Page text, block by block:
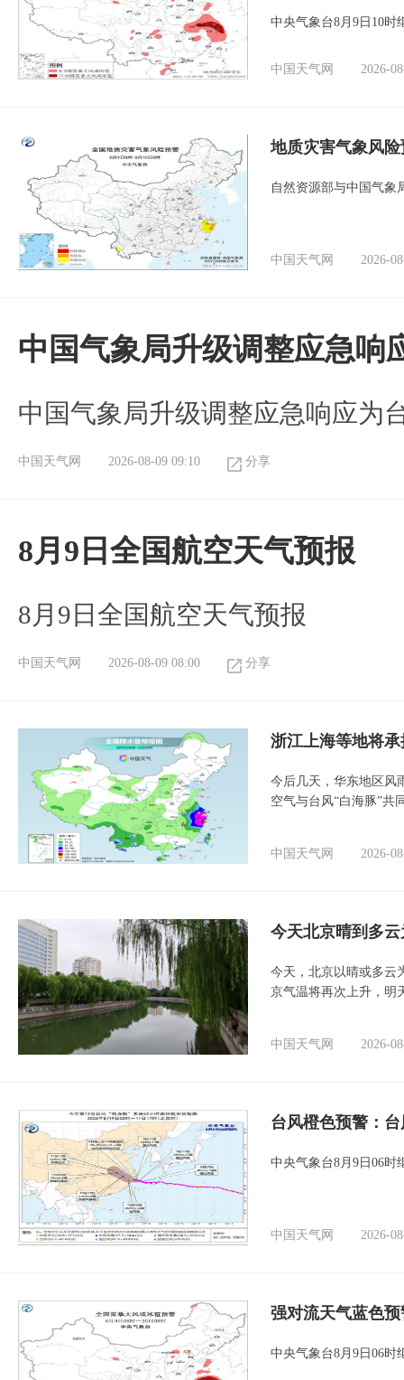
中央气象台8月9日10时
中国天气网 2026-
地质灾害气象风
自然资源部与中国气象
中国天气网 2026-
中国气象局升级调整应急响
中国气象局升级调整应急响应为
中国天气网 2026-08-09 09:10 分享
8月9日全国航空天气预报
8月9日全国航空天气预报​
中国天气网 2026-08-09 08:00 分享
浙江上海等地将
今后几天，华东地区风
空气与台风“白海豚”共
中国天气网 2026-
今天北京晴到多
今天，北京以晴或多云
京气温将再次上升，明
中国天气网 2026-
台风橙色预警：
中央气象台8月9日06时
中国天气网 2026-
强对流天气蓝色
中央气象台8月9日06时